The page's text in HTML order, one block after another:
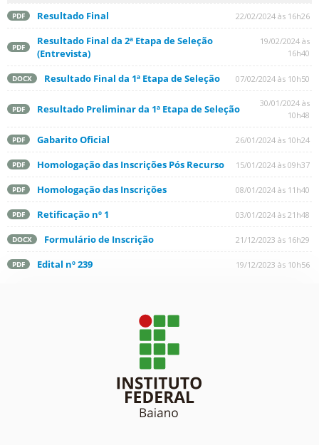
PDF Resultado Final 22/02/2024 às 16h26
PDF
Resultado Final da 2ª Etapa de Seleção
(Entrevista)
19/02/2024 às
16h40
DOCX Resultado Final da 1ª Etapa de Seleção 07/02/2024 às 10h50
PDF Resultado Preliminar da 1ª Etapa de Seleção
30/01/2024 às
10h48
PDF Gabarito Oficial 26/01/2024 às 10h24
PDF Homologação das Inscrições Pós Recurso 15/01/2024 às 09h37
PDF Homologação das Inscrições 08/01/2024 às 11h40
PDF Retificação nº 1 03/01/2024 às 21h48
DOCX Formulário de Inscrição 21/12/2023 às 16h29
PDF Edital nº 239 19/12/2023 às 10h56